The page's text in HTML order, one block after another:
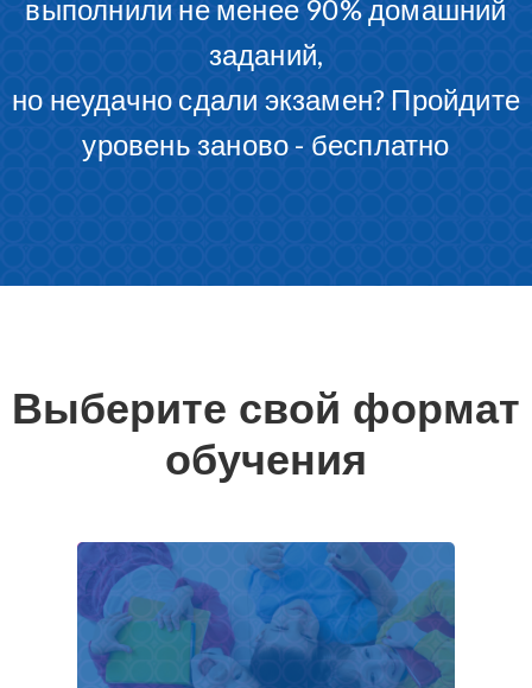
выполнили не менее 90% домашний
заданий,
но неудачно сдали экзамен? Пройдите
уровень заново - бесплатно
Выберите свой формат
обучения